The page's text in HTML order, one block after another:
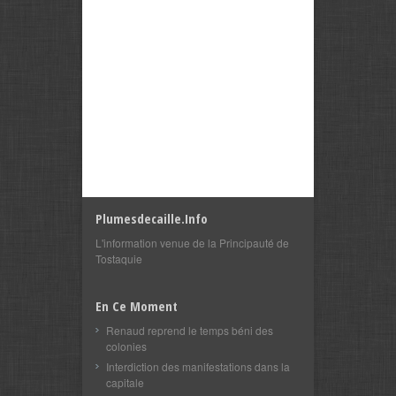
Plumesdecaille.info
L'information venue de la Principauté de
Tostaquie
En Ce Moment
Renaud reprend le temps béni des
colonies
Interdiction des manifestations dans la
capitale